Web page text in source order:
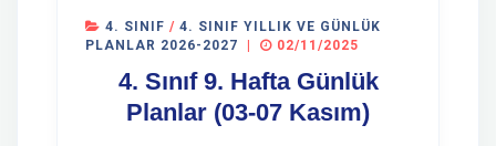
4. SINIF / 4. SINIF YILLIK VE GÜNLÜK
PLANLAR 2026-2027
02/11/2025
4. Sınıf 9. Hafta Günlük
Planlar (03-07 Kasım)